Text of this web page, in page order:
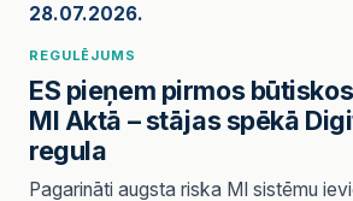
28.07.2026.
REGULĒJUMS
ES pieņem pirmos
MI Aktā – stājas spēkā
regula
Pagarināti augsta riska MI sistēmu